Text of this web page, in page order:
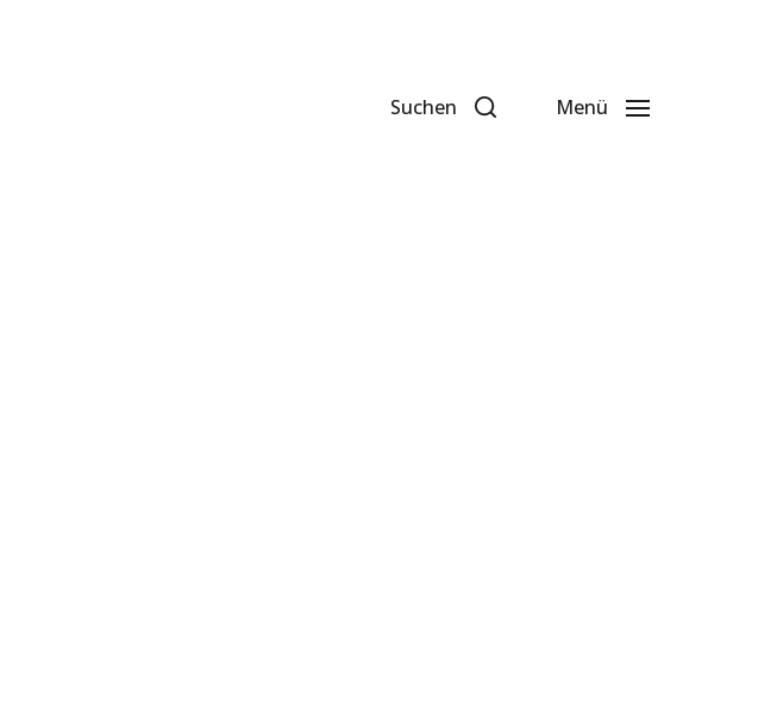
Suchen Menü